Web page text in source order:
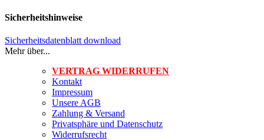
Sicherheitshinweise
Sicherheits­datenblatt download
Mehr über...
VERTRAG WIDERRUFEN
Kontakt
Impressum
Unsere AGB
Zahlung & Versand
Privatsphäre und Datenschutz
Widerrufsrecht